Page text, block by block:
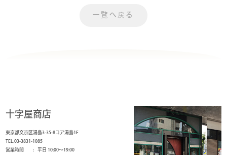
一覧へ戻る
十字屋商店
東京都文京区湯島3-35-8コア湯島1F
TEL.03-3831-1085
営業時間
平日 10:00～19:00